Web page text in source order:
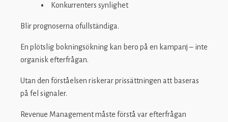
Konkurrenters synlighet
Blir prognoserna ofullständiga.
En plötslig bokningsökning kan bero på en kampanj – inte
organisk efterfrågan.
Utan den förståelsen riskerar prissättningen att baseras
på fel signaler.
Revenue Management måste förstå var efterfrågan